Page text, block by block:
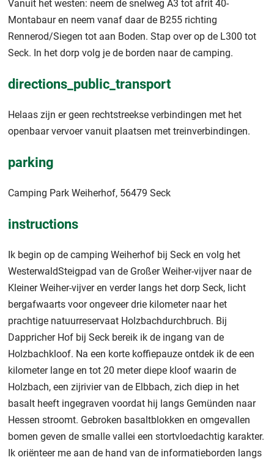
Vanuit het westen: neem de snelweg A3 tot afrit 40-
Montabaur en neem vanaf daar de B255 richting
Rennerod/Siegen tot aan Boden. Stap over op de L300 tot
Seck. In het dorp volg je de borden naar de camping.
directions_public_transport
Helaas zijn er geen rechtstreekse verbindingen met het
openbaar vervoer vanuit plaatsen met treinverbindingen.
parking
Camping Park Weiherhof, 56479 Seck
instructions
Ik begin op de camping Weiherhof bij Seck en volg het
WesterwaldSteigpad van de Großer Weiher-vijver naar de
Kleiner Weiher-vijver en verder langs het dorp Seck, licht
bergafwaarts voor ongeveer drie kilometer naar het
prachtige natuurreservaat Holzbachdurchbruch. Bij
Dappricher Hof bij Seck bereik ik de ingang van de
Holzbachkloof. Na een korte koffiepauze ontdek ik de een
kilometer lange en tot 20 meter diepe kloof waarin de
Holzbach, een zijrivier van de Elbbach, zich diep in het
basalt heeft ingegraven voordat hij langs Gemünden naar
Hessen stroomt. Gebroken basaltblokken en omgevallen
bomen geven de smalle vallei een stortvloedachtig karakter.
Ik oriënteer me aan de hand van de informatieborden langs